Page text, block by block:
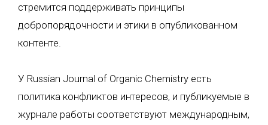
стремится поддерживать принципы
добропорядочности и этики в опубликованном
контенте.
У Russian Journal of Organic Chemistry есть
политика конфликтов интересов, и публикуемые в
журнале работы соответствуют международным,